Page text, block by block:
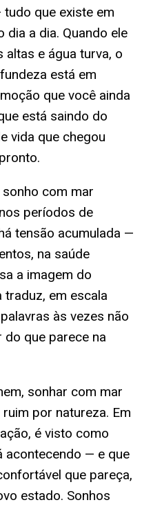
que existe em
a dia. Quando ele
e água turva, o
está em
que você ainda
está saindo do
vida que chegou
com mar
períodos de
tensão acumulada —
na saúde
a imagem do
traduz, em escala
às vezes não
do que parece na
sonhar com mar
por natureza. Em
é visto como
acontecendo — e que
que pareça,
estado. Sonhos